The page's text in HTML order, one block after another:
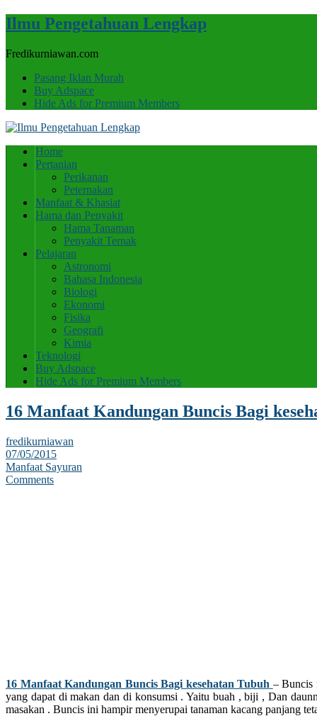
Ilmu Pengetahuan Lengkap
Fredikurniawan.com
Pasang Iklan Murah
Buy Adspace
Hide Ads for Premium Members
Home
Pertanian
Perikanan
Peternakan
Manfaat & Khasiat
Hama dan Penyakit
Hama Tanaman
Penyakit Ternak
Pelajaran
Astronomi
Bahasa Indonesia
Biologi
Ekonomi
Fisika
Geografi
Kimia
Teknologi
Buy Adspace
Hide Ads for Premium Members
16 Manfaat Kandungan Buncis Bagi
fredikurniawan
07/05/2015
Manfaat Sayuran
Comments
16 Manfaat Kandungan Buncis Bagi kesehatan Tubuh – Buncis
yang dapat di makan dan di konsumsi . Yaitu buah , biji , Dan
masakan . Buncis ini hampir menyerupai tanaman kacang panjang